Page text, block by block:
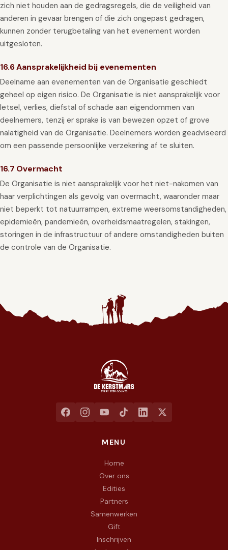
zich niet houden aan de gedragsregels, die de veiligheid van
anderen in gevaar brengen of die zich ongepast gedragen,
kunnen zonder terugbetaling van het evenement worden
uitgesloten.
16.6 Aansprakelijkheid bij evenementen
Deelname aan evenementen van de Organisatie geschiedt
geheel op eigen risico. De Organisatie is niet aansprakelijk voor
letsel, verlies, diefstal of schade aan eigendommen van
deelnemers, tenzij er sprake is van bewezen opzet of grove
nalatigheid van de Organisatie. Deelnemers worden geadviseerd
om een passende persoonlijke verzekering af te sluiten.
16.7 Overmacht
De Organisatie is niet aansprakelijk voor het niet-nakomen van
haar verplichtingen als gevolg van overmacht, waaronder maar
niet beperkt tot natuurrampen, extreme weersomstandigheden,
epidemieën, pandemieën, overheidsmaatregelen, stakingen,
storingen in de infrastructuur of andere omstandigheden buiten
de controle van de Organisatie.
Jaarlijkse liefdadigheidswandeling ten voordele van het
MENU
Home
Over ons
Edities
Partners
Samenwerken
Gift
Inschrijven